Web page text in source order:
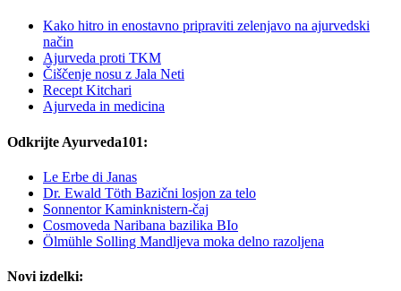
Kako hitro in enostavno pripraviti zelenjavo na ajurvedski
način
Ajurveda proti TKM
Čiščenje nosu z Jala Neti
Recept Kitchari
Ajurveda in medicina
Odkrijte Ayurveda101:
Le Erbe di Janas
Dr. Ewald Töth Bazični losjon za telo
Sonnentor Kaminknistern-čaj
Cosmoveda Naribana bazilika BIo
Ölmühle Solling Mandljeva moka delno razoljena
Novi izdelki: